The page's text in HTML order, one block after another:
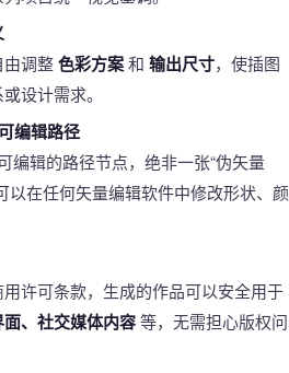
调整色彩方案和 输出尺寸，使插图
设计需求。
编辑路径
编辑的路径节点，绝非一张“伪矢量
以在任何矢量编辑软件中修改形状、颜
许可条款，生成的作品可以安全用于
、社交媒体内容等，无需担心版权问